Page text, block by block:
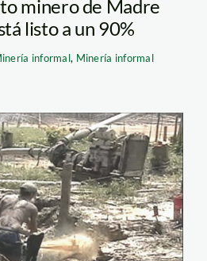
minero de Madre
listo a un 90%
informal, Minería informal